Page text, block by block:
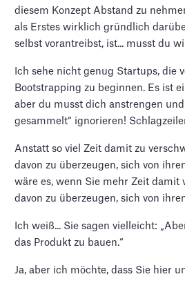
diesem Konzept Abstand zu
als Erstes wirklich gründlich
selbst vorantreibst, ist... musst du
Ich sehe nicht genug Startups, die
Bootstrapping zu beginnen. Es ist
aber du musst dich anstrengen
gesammelt“ ignorieren!
Anstatt so viel Zeit damit zu
davon zu überzeugen, sich von
wäre es, wenn Sie mehr Zeit damit
davon zu überzeugen, sich von
Ich weiß... Sie sagen vielleicht:
das Produkt zu bauen.“
Ja, aber ich möchte, dass Sie hier